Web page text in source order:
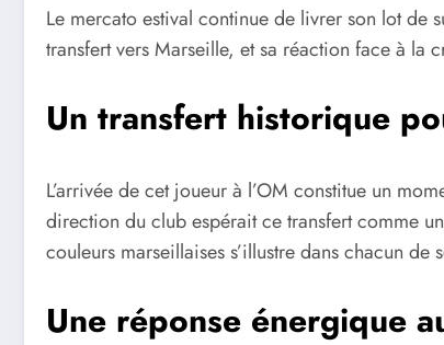
Le mercato estival continue de livrer son lot de
transfert vers Marseille, et sa réaction face à la
Un transfert historique
L’arrivée de cet joueur à l’OM constitue un
direction du club espérait ce transfert comme
couleurs marseillaises s’illustre dans chacun de
Une réponse énergique